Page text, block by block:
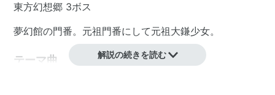
東方幻想郷 3ボス
夢幻館の門番。元祖門番にして元祖大鎌少女。
テーマ曲 解説の続きを読む